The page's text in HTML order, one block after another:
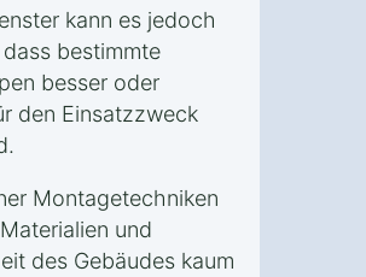
kann es jedoch
bestimmte
besser oder
den Einsatzzweck
Montagetechniken
und
des Gebäudes kaum